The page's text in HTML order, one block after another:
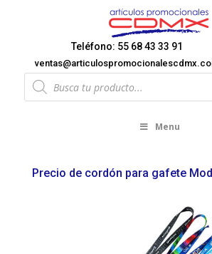
Teléfono: 55 68 43 33 91
Products
search
Menu
Precio de cordón para gafete